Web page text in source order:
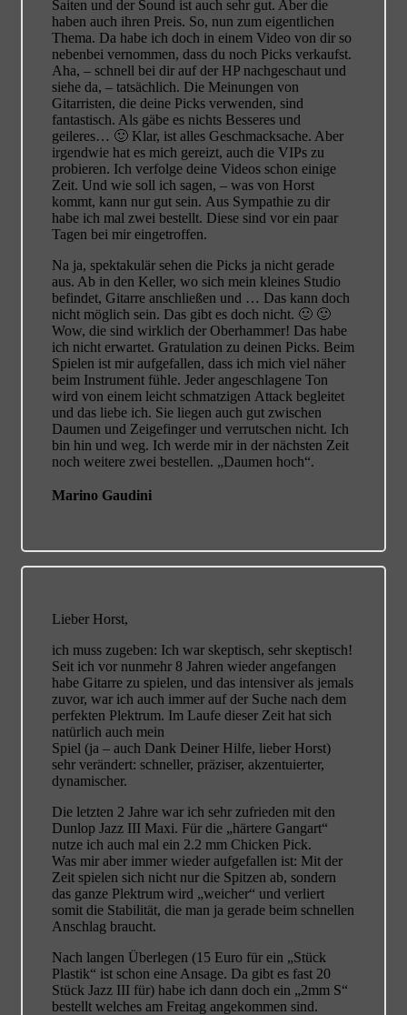
Saiten und der Sound ist auch sehr gut. Aber die
haben auch ihren Preis. So, nun zum eigentlichen
Thema. Da habe ich doch in einem Video von dir so
nebenbei vernommen, dass du noch Picks verkaufst.
Aha, – schnell bei dir auf der HP nachgeschaut und
siehe da, – tatsächlich. Die Meinungen von
Gitarristen, die deine Picks verwenden, sind
fantastisch. Als gäbe es nichts Besseres und
geileres… 🙂 Klar, ist alles Geschmacksache. Aber
irgendwie hat es mich gereizt, auch die VIPs zu
probieren. Ich verfolge deine Videos schon einige
Zeit. Und wie soll ich sagen, – was von Horst
kommt, kann nur gut sein. Aus Sympathie zu dir
habe ich mal zwei bestellt. Diese sind vor ein paar
Tagen bei mir eingetroffen.
Na ja, spektakulär sehen die Picks ja nicht gerade
aus. Ab in den Keller, wo sich mein kleines Studio
befindet, Gitarre anschließen und … Das kann doch
nicht möglich sein. Das gibt es doch nicht. 🙂 🙂
Wow, die sind wirklich der Oberhammer! Das habe
ich nicht erwartet. Gratulation zu deinen Picks. Beim
Spielen ist mir aufgefallen, dass ich mich viel näher
beim Instrument fühle. Jeder angeschlagene Ton
wird von einem leicht schmatzigen Attack begleitet
und das liebe ich. Sie liegen auch gut zwischen
Daumen und Zeigefinger und verrutschen nicht. Ich
bin hin und weg. Ich werde mir in der nächsten Zeit
noch weitere zwei bestellen. „Daumen hoch“.
Marino Gaudini
Lieber Horst,
ich muss zugeben: Ich war skeptisch, sehr skeptisch!
Seit ich vor nunmehr 8 Jahren wieder angefangen
habe Gitarre zu spielen, und das intensiver als jemals
zuvor, war ich auch immer auf der Suche nach dem
perfekten Plektrum. Im Laufe dieser Zeit hat sich
natürlich auch mein
Spiel (ja – auch Dank Deiner Hilfe, lieber Horst)
sehr verändert: schneller, präziser, akzentuierter,
dynamischer.
Die letzten 2 Jahre war ich sehr zufrieden mit den
Dunlop Jazz III Maxi. Für die „härtere Gangart“
nutze ich auch mal ein 2.2 mm Chicken Pick.
Was mir aber immer wieder aufgefallen ist: Mit der
Zeit spielen sich nicht nur die Spitzen ab, sondern
das ganze Plektrum wird „weicher“ und verliert
somit die Stabilität, die man ja gerade beim schnellen
Anschlag braucht.
Nach langen Überlegen (15 Euro für ein „Stück
Plastik“ ist schon eine Ansage. Da gibt es fast 20
Stück Jazz III für) habe ich dann doch ein „2mm S“
bestellt welches am Freitag angekommen sind.